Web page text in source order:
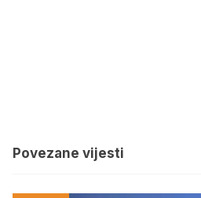
Povezane vijesti